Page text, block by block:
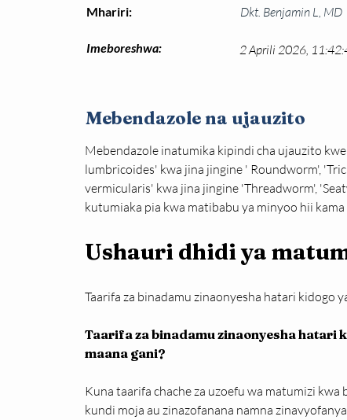
Mhariri:
Dkt. Benjamin L, MD
2 Aprili 2026,
Mebendazole na ujauzito
Imeboreshwa:
Mebendazole inatumika kipindi cha ujauzito
lumbricoides' kwa jina jingine ' Roundworm',
vermicularis' kwa jina jingine 'Threadworm',
kutumiaka pia kwa matibabu ya minyoo hii
Ushauri dhidi ya
Taarifa za binadamu zinaonyesha hatari kidogo
Taarifa za binadamu zinaonyesha hatari
maana gani?
Kuna taarifa chache za uzoefu wa matumizi
kundi moja au zinazofanana namna